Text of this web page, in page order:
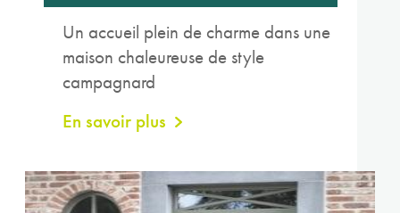
Un accueil plein de charme dans une
maison chaleureuse de style
campagnard
En savoir plus